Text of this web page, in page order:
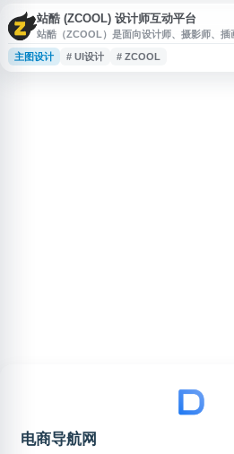
站酷 (ZCOOL) 设计师互动平台
站酷（ZCOOL）是面向设计师、摄影师、插
动交流平台，提供平面设计、UI设计、网页
领域的作品展示、灵感发现和行业交流内容
主图设计 # UI设计 # ZCOOL
电商导航网